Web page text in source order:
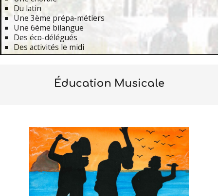
Du latin
Une 3ème prépa-métiers
Une 6ème bilangue
Des éco-délégués
Des activités le midi
Éducation Musicale